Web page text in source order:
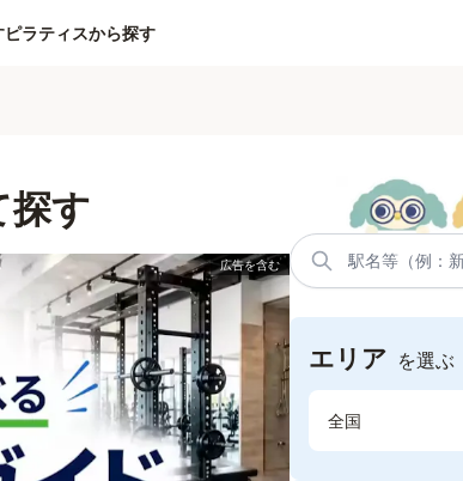
ピラティスから探す
探す
エリア を選ぶ
全国